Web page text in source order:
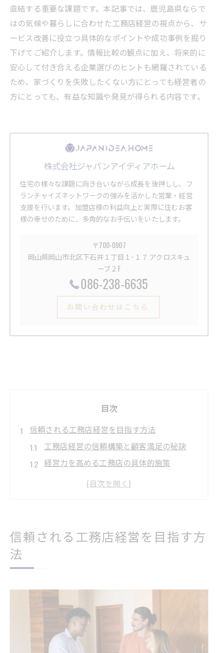
直結する重要な課題です。本記事では、鹿児島県ならで
はの気候や暮らしに合わせた工務店経営の視点から、サ
ービス改善に役立つ具体的なポイントや成功事例を掘り
下げてご紹介します。情報比較の観点に加え、将来的に
安心して付き合える企業選びのヒントも網羅されている
ため、家づくりを失敗したくない方にとっても経営者の
方にとっても、有益な知識や発見が得られる内容です。
株式会社ジャパンアイディアホーム
住宅の様々な課題に向き合いながら成長を後押しし、フ
ランチャイズネットワークの強みを活かした営業・経営
支援を行います。加盟店様の利益向上と実際に住むお客
様の幸せのために、多角的なお手伝いをいたします。
〒700-0907
岡山県岡山市北区下石井１丁目１−１７ アクロスキュ
ーブ２F
086-238-6635
お問い合わせはこちら
目次
信頼される工務店経営を目指す方法
工務店経営の信頼構築と顧客満足の秘訣
経営力を高める工務店の具体的施策
工務店経営が選ばれる理由と実践例
サービス改善が鹿児島県の家づくりを変える
サービス改善で実現する理想の工務店経営
顧客満足を高める工務店経営のサービス改
家づくり成功へ導く工務店経営の改善事例
経営視点から考える工務店の強み強化ポイント
信頼される工務店経営を目指す方
法